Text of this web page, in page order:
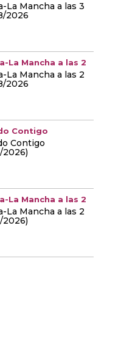
La Mancha a las 3
2026
La Mancha a las 2
La Mancha a las 2
2026
Contigo
Contigo
2026)
La Mancha a las 2
La Mancha a las 2
2026)